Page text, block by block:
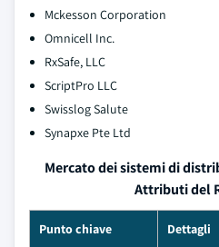
Mckesson Corporation
Omnicell Inc.
RxSafe, LLC
ScriptPro LLC
Swisslog Salute
Synapxe Pte Ltd
Mercato dei sistemi di
Attributi del
Punto chiave Dettagli